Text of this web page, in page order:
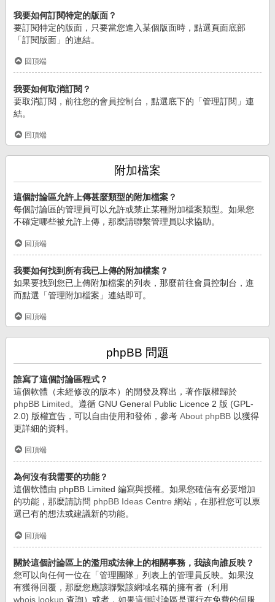
我要如何訂閱特定的版面？
要訂閱特定的版面，只要當您進入某個版面時，點選頁面底部
「訂閱版面」的連結。
回頂端
我要如何取消訂閱？
要取消訂閱，前往您的會員控制台，點選底下的「管理訂閱」連
結。
回頂端
附加檔案
這個討論區允許上傳甚麼類型的附加檔案？
每個討論區的管理員可以允許或禁止某種附加檔案類型。如果您
不確定哪些被允許上傳，那麼請聯繫管理員以求協助。
回頂端
我要如何找到所有我已上傳的附加檔案？
如果要找到您已上傳附加檔案的列表，那麼前往會員控制台，進
而點選「管理附加檔案」連結即可。
回頂端
phpBB 問題
誰寫了這個討論區程式？
這個軟體（未經修改的版本）的開發及釋出，著作版權歸於
phpBB Limited。遵循 GNU General Public Licence 2 版 (GPL-
2.0) 版權宣告，可以自由使用和發佈，參考 About phpBB 以獲得
更詳細的資料。
回頂端
為何沒有我需要的功能？
這個軟體由 phpBB Limited 編寫與授權。如果您確信有必要增加
的功能，那麼請訪問 phpBB Ideas Centre 網站，在那裡您可以票
選已有的想法或建議新的功能。
回頂端
關於這個討論區上的濫用或法律上的相關事務，我該向誰反映？
您可以向任何一位在「管理團隊」列表上的管理員反映。如果沒
有獲得回覆，那麼您應該聯繫該網域名稱的擁有者（利用
whois lookup 查詢）或者，如果這個討論區是運行在免費的伺服